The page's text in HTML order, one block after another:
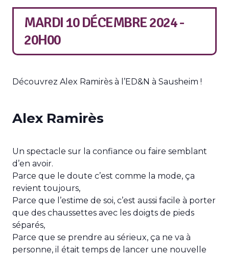
MARDI 10 DÉCEMBRE 2024 -
20H00
Découvrez Alex Ramirès à l’ED&N à Sausheim !
Alex Ramirès
Un spectacle sur la confiance ou faire semblant
d’en avoir.
Parce que le doute c’est comme la mode, ça
revient toujours,
Parce que l’estime de soi, c’est aussi facile à porter
que des chaussettes avec les doigts de pieds
séparés,
Parce que se prendre au sérieux, ça ne va à
personne, il était temps de lancer une nouvelle